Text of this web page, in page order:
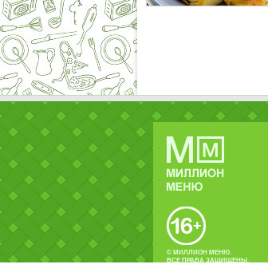
© МИЛЛИОН МЕНЮ.
ВСЕ ПРАВА ЗАЩИЩЕНЫ.